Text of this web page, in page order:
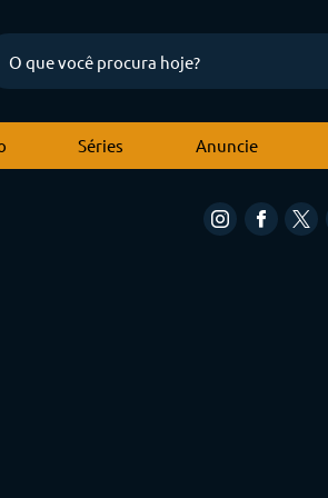
Séries Anuncie